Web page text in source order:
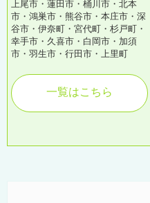
上尾市・蓮田市・桶川市・北本
市・鴻巣市・熊谷市・本庄市・深
谷市・伊奈町・宮代町・杉戸町・
幸手市・久喜市・白岡市・加須
市・羽生市・行田市・上里町
一覧はこちら